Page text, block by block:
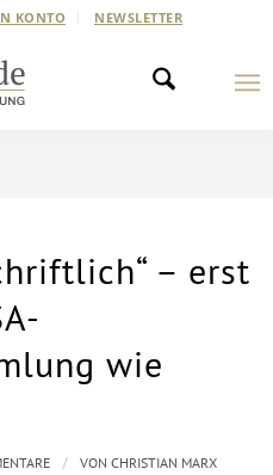
KONTO NEWSLETTER
– erst
wie
/ VONCHRISTIAN MARX